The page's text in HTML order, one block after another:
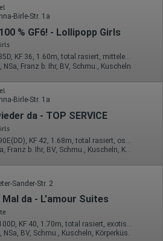
Smartphone)
Add-ons
Suchmaschine oder
heruntergeladen?
angeklickt?
Klickte er auf weitere Seiten des
komplett verlassen?
Es wird verwendet, um
zu sammeln. Hotjar kann
und Feedbackfunktionen, die
sind, von Ihnen bereitgestellte
Birle-Str. 1a
% GF6! - Lollipopp Girls
21 Jahre, 85D, KF 36, 1.60m, total rasiert, mitteleuropäisch
NSa, Franz b. Ihr, BV, Schmu., Kuscheln
Birle-Str. 1a
da - TOP SERVICE
ZK, 69, NSa, Franz b. Ihr, BV, Schmu., Kuscheln, Körperküs.
Sander-Str. 2
Mal da - L'amour Suites
40 Jahre, 100D, KF 40, 1.70m, total rasiert, exotisch
NSa, BV, Schmu., Kuscheln, Körperküs.